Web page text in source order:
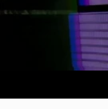
Doral